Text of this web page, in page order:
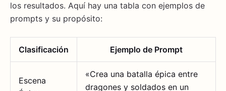
los resultados. Aquí hay una tabla con ejemplos de
prompts y su propósito:
Clasificación Ejemplo de Prompt
Escena
«Crea una batalla épica entre
dragones y soldados en un